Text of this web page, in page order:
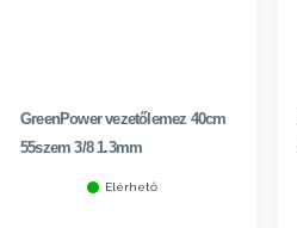
GreenPower vezetőlemez 40cm
55szem 3/8 1.3mm
Elérhető